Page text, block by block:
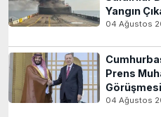
Yangın
04 Ağustos
Prens
04 Ağustos